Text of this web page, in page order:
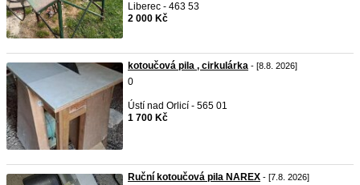
Liberec - 463 53
2 000 Kč
kotoučová pila , cirkulárka - [8.8. 2026]
0
Ústí nad Orlicí - 565 01
1 700 Kč
Ruční kotoučová pila NAREX - [7.8. 2026]